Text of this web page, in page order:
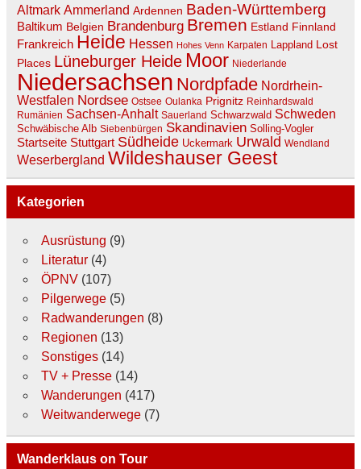
Altmark Ammerland Ardennen Baden-Württemberg
Baltikum Belgien Brandenburg Bremen Estland Finnland
Frankreich Heide Hessen Hohes Venn Karpaten Lappland Lost
Places Lüneburger Heide Moor Niederlande
Niedersachsen Nordpfade Nordrhein-
Westfalen Nordsee Ostsee Oulanka Prignitz Reinhardswald
Rumänien Sachsen-Anhalt Sauerland Schwarzwald Schweden
Schwäbische Alb Siebenbürgen Skandinavien Solling-Vogler
Startseite Stuttgart Südheide Uckermark Urwald Wendland
Weserbergland Wildeshauser Geest
Kategorien
Ausrüstung (9)
Literatur(4)
ÖPNV(107)
Pilgerwege(5)
Radwanderungen (8)
Regionen (13)
Sonstiges(14)
TV + Presse(14)
Wanderungen (417)
Weitwanderwege(7)
Wanderklaus on Tour